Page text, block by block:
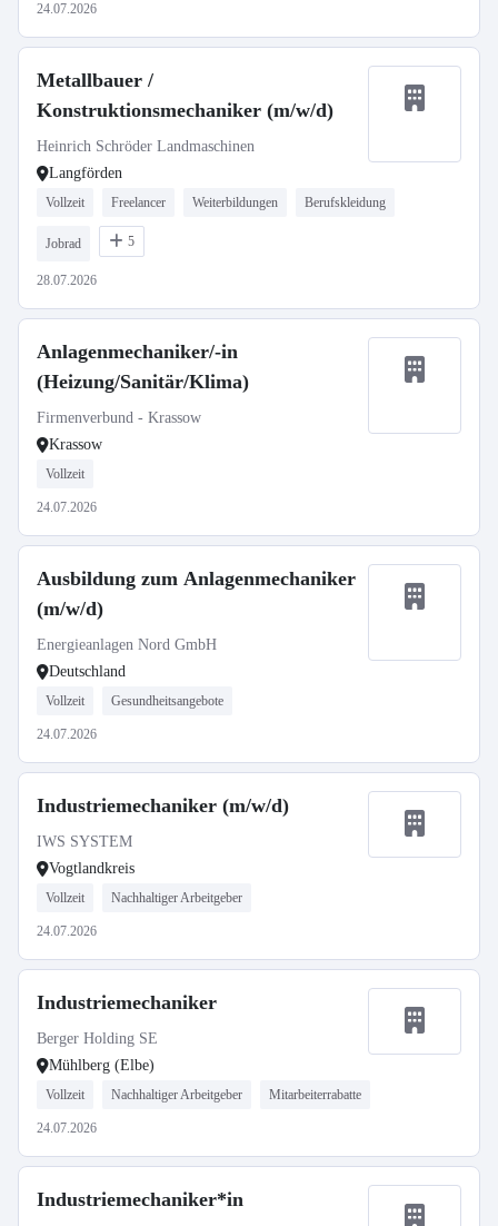
24.07.2026
Metallbauer /
Konstruktionsmechaniker (m/w/d)
Heinrich Schröder Landmaschinen
Langförden
Vollzeit Freelancer Weiterbildungen Berufskleidung
Jobrad 5
28.07.2026
Anlagenmechaniker/-in
(Heizung/Sanitär/Klima)
Firmenverbund - Krassow
Krassow
Vollzeit
24.07.2026
Ausbildung zum Anlagenmechaniker
(m/w/d)
Energieanlagen Nord GmbH
Deutschland
Vollzeit Gesundheitsangebote
24.07.2026
Industriemechaniker (m/w/d)
IWS SYSTEM
Vogtlandkreis
Vollzeit Nachhaltiger Arbeitgeber
24.07.2026
Industriemechaniker
Berger Holding SE
Mühlberg (Elbe)
Vollzeit Nachhaltiger Arbeitgeber Mitarbeiterrabatte
24.07.2026
Industriemechaniker*in